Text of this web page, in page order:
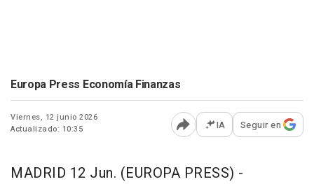
Europa Press Economía Finanzas
Viernes, 12 junio 2026
Actualizado: 10:35
Abrir opciones para
IA Seguir en
MADRID 12 Jun. (EUROPA PRESS) -